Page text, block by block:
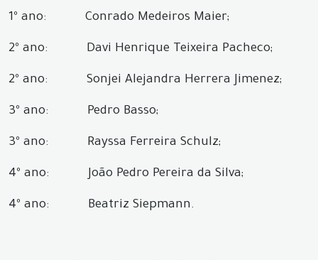
1º ano: Conrado Medeiros Maier;
2º ano: Davi Henrique Teixeira Pacheco;
2º ano: Sonjei Alejandra Herrera Jimenez;
3º ano: Pedro Basso;
3º ano: Rayssa Ferreira Schulz;
4º ano: João Pedro Pereira da Silva;
4º ano: Beatriz Siepmann.